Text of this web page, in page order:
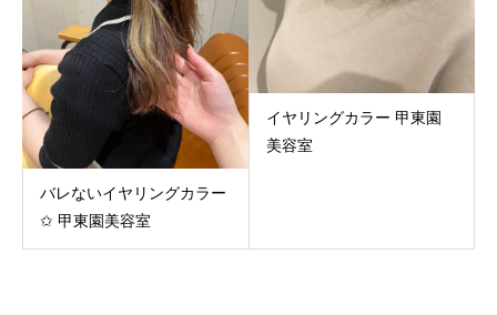
バレないイヤリングカラー
✩︎ 甲東園美容室
イヤリングカラー 甲東園
美容室